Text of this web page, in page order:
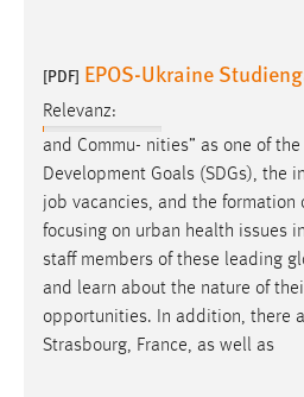
[PDF] EPOS-Ukraine
Relevanz:
and Commu- nities” as one of
Development Goals (SDGs), the
job vacancies, and the
focusing on urban health issues
staff members of these leading
and learn about the nature of
opportunities. In addition, there
Strasbourg, France, as well as
Marketing Cookies werden
Sie tun dies, indem sie
hinweg verfolgen.
Google Ads
Name:
_gcl_au
Anbieter:
Google Ireland Limited